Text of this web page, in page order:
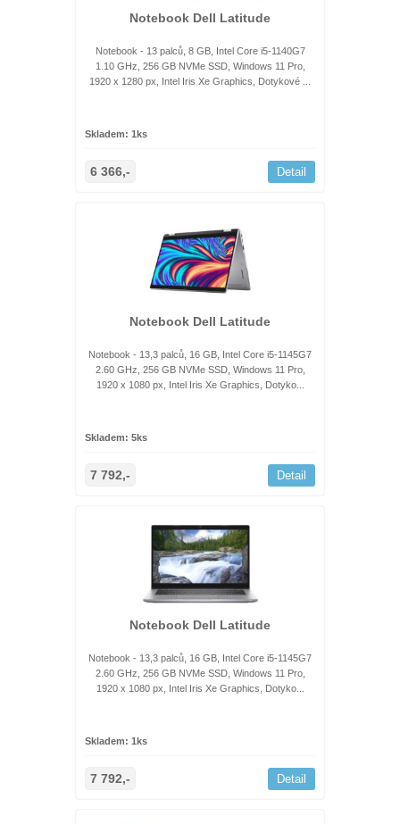
Notebook Dell Latitude
Notebook - 13 palců, 8 GB, Intel Core i5-1140G7
1.10 GHz, 256 GB NVMe SSD, Windows 11 Pro,
1920 x 1280 px, Intel Iris Xe Graphics, Dotykové ...
Skladem: 1ks
6 366,- Detail
Notebook Dell Latitude
Notebook - 13,3 palců, 16 GB, Intel Core i5-1145G7
2.60 GHz, 256 GB NVMe SSD, Windows 11 Pro,
1920 x 1080 px, Intel Iris Xe Graphics, Dotyko...
Skladem: 5ks
7 792,- Detail
Notebook Dell Latitude
Notebook - 13,3 palců, 16 GB, Intel Core i5-1145G7
2.60 GHz, 256 GB NVMe SSD, Windows 11 Pro,
1920 x 1080 px, Intel Iris Xe Graphics, Dotyko...
Skladem: 1ks
7 792,- Detail